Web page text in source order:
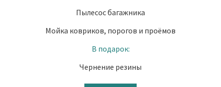
Пылесос багажника
Мойка ковриков, порогов и проёмов
В подарок:
Чернение резины